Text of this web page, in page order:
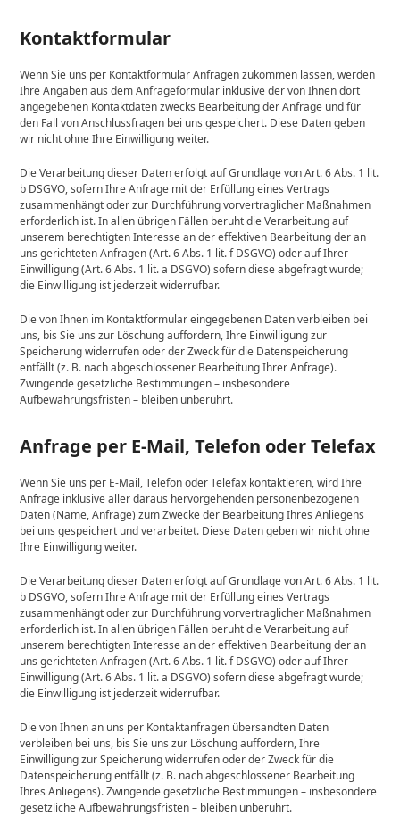
Kontaktformular
Wenn Sie uns per Kontaktformular Anfragen zukommen lassen, werden
Ihre Angaben aus dem Anfrageformular inklusive der von Ihnen dort
angegebenen Kontaktdaten zwecks Bearbeitung der Anfrage und für
den Fall von Anschlussfragen bei uns gespeichert. Diese Daten geben
wir nicht ohne Ihre Einwilligung weiter.
Die Verarbeitung dieser Daten erfolgt auf Grundlage von Art. 6 Abs. 1 lit.
b DSGVO, sofern Ihre Anfrage mit der Erfüllung eines Vertrags
zusammenhängt oder zur Durchführung vorvertraglicher Maßnahmen
erforderlich ist. In allen übrigen Fällen beruht die Verarbeitung auf
unserem berechtigten Interesse an der effektiven Bearbeitung der an
uns gerichteten Anfragen (Art. 6 Abs. 1 lit. f DSGVO) oder auf Ihrer
Einwilligung (Art. 6 Abs. 1 lit. a DSGVO) sofern diese abgefragt wurde;
die Einwilligung ist jederzeit widerrufbar.
Die von Ihnen im Kontaktformular eingegebenen Daten verbleiben bei
uns, bis Sie uns zur Löschung auffordern, Ihre Einwilligung zur
Speicherung widerrufen oder der Zweck für die Datenspeicherung
entfällt (z. B. nach abgeschlossener Bearbeitung Ihrer Anfrage).
Zwingende gesetzliche Bestimmungen – insbesondere
Aufbewahrungsfristen – bleiben unberührt.
Anfrage per E-Mail, Telefon oder Telefax
Wenn Sie uns per E-Mail, Telefon oder Telefax kontaktieren, wird Ihre
Anfrage inklusive aller daraus hervorgehenden personenbezogenen
Daten (Name, Anfrage) zum Zwecke der Bearbeitung Ihres Anliegens
bei uns gespeichert und verarbeitet. Diese Daten geben wir nicht ohne
Ihre Einwilligung weiter.
Die Verarbeitung dieser Daten erfolgt auf Grundlage von Art. 6 Abs. 1 lit.
b DSGVO, sofern Ihre Anfrage mit der Erfüllung eines Vertrags
zusammenhängt oder zur Durchführung vorvertraglicher Maßnahmen
erforderlich ist. In allen übrigen Fällen beruht die Verarbeitung auf
unserem berechtigten Interesse an der effektiven Bearbeitung der an
uns gerichteten Anfragen (Art. 6 Abs. 1 lit. f DSGVO) oder auf Ihrer
Einwilligung (Art. 6 Abs. 1 lit. a DSGVO) sofern diese abgefragt wurde;
die Einwilligung ist jederzeit widerrufbar.
Die von Ihnen an uns per Kontaktanfragen übersandten Daten
verbleiben bei uns, bis Sie uns zur Löschung auffordern, Ihre
Einwilligung zur Speicherung widerrufen oder der Zweck für die
Datenspeicherung entfällt (z. B. nach abgeschlossener Bearbeitung
Ihres Anliegens). Zwingende gesetzliche Bestimmungen – insbesondere
gesetzliche Aufbewahrungsfristen – bleiben unberührt.